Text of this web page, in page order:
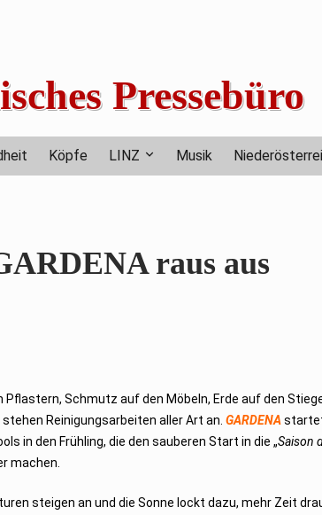
Pressebüro
Köpfe LINZ Musik
raus aus
Pflastern, Schmutz auf den Möbeln, Erde auf den
Reinigungsarbeiten aller Art an.GARDENA
in den Frühling, die den sauberen Start in die „Saison
machen.
steigen an und die Sonne lockt dazu, mehr Zeit